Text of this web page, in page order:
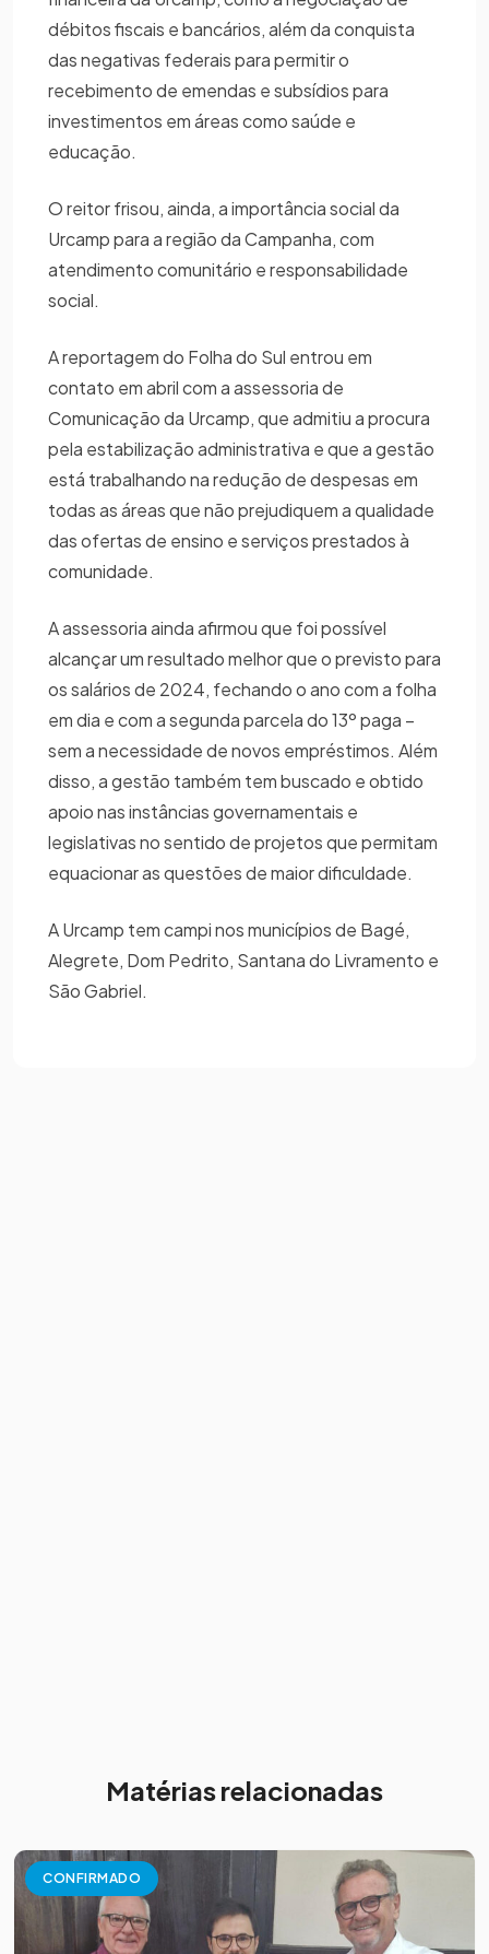
débitos fiscais e bancários, além da conquista
das negativas federais para permitir o
recebimento de emendas e subsídios para
investimentos em áreas como saúde e
educação.
O reitor frisou, ainda, a importância social da
Urcamp para a região da Campanha, com
atendimento comunitário e responsabilidade
social.
A reportagem do Folha do Sul entrou em
contato em abril com a assessoria de
Comunicação da Urcamp, que admitiu a procura
pela estabilização administrativa e que a gestão
está trabalhando na redução de despesas em
todas as áreas que não prejudiquem a qualidade
das ofertas de ensino e serviços prestados à
comunidade.
A assessoria ainda afirmou que foi possível
alcançar um resultado melhor que o previsto para
os salários de 2024, fechando o ano com a folha
em dia e com a segunda parcela do 13º paga –
sem a necessidade de novos empréstimos. Além
disso, a gestão também tem buscado e obtido
apoio nas instâncias governamentais e
legislativas no sentido de projetos que permitam
equacionar as questões de maior dificuldade.
A Urcamp tem campi nos municípios de Bagé,
Alegrete, Dom Pedrito, Santana do Livramento e
São Gabriel.
Matérias relacionadas
CONFIRMADO